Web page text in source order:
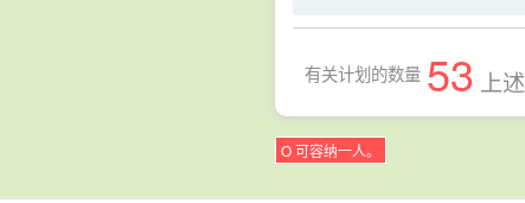
有关计划的数量 53 上述
O 可容纳一人。